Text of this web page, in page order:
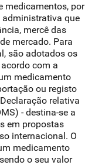
medicamentos, por
administrativa que
mercê das
mercado. Para
são adotados os
com a
medicamento
ou registo
relativa
- destina-se a
em propostas
internacional. O
medicamento
o seu valor